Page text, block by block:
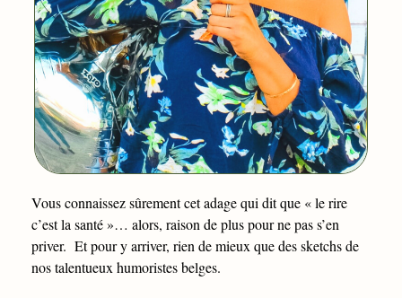
Vous connaissez sûrement cet adage qui dit que « le rire
c’est la santé »… alors, raison de plus pour ne pas s’en
priver. Et pour y arriver, rien de mieux que des sketchs de
nos talentueux humoristes belges.